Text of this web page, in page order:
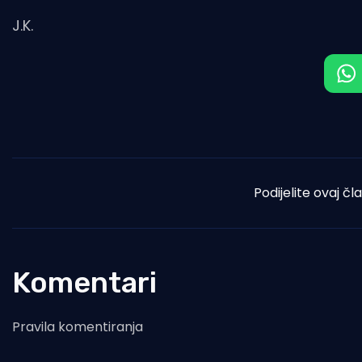
J.K.
Podijelite ovaj
Komentari
Pravila komentiranja